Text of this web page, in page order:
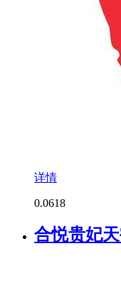
详情
0.0618
合悦贵妃